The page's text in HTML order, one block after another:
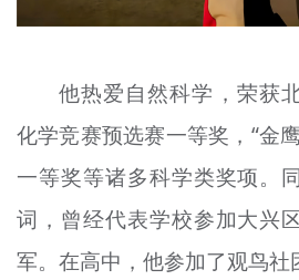
他热爱自然科学，荣获
化学竞赛预选赛一等奖，“金
一等奖等诸多科学类奖项。
词，曾经代表学校参加大兴
军。在高中，他参加了观鸟社